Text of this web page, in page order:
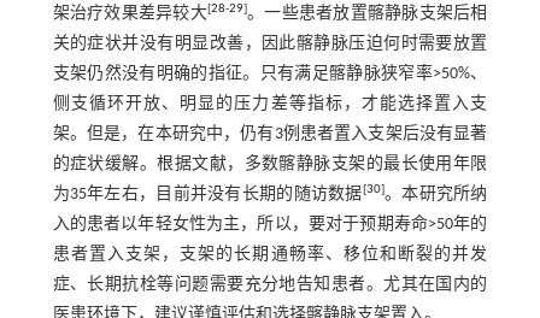
架治疗效果差异较大[28-29]。一些患者放置髂静脉支架后相
关的症状并没有明显改善，因此髂静脉压迫何时需要放置
支架仍然没有明确的指征。只有满足髂静脉狭窄率>50%、
侧支循环开放、明显的压力差等指标，才能选择置入支
架。但是，在本研究中，仍有3例患者置入支架后没有显著
的症状缓解。根据文献，多数髂静脉支架的最长使用年限
为35年左右，目前并没有长期的随访数据[30]。本研究所纳
入的患者以年轻女性为主，所以，要对于预期寿命>50年的
患者置入支架，支架的长期通畅率、移位和断裂的并发
症、长期抗栓等问题需要充分地告知患者。尤其在国内的